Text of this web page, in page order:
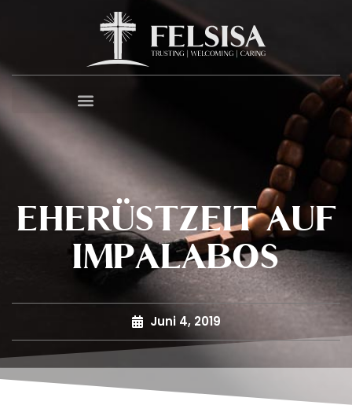
EHERÜSTZEIT AUF
IMPALABOS
Juni 4, 2019